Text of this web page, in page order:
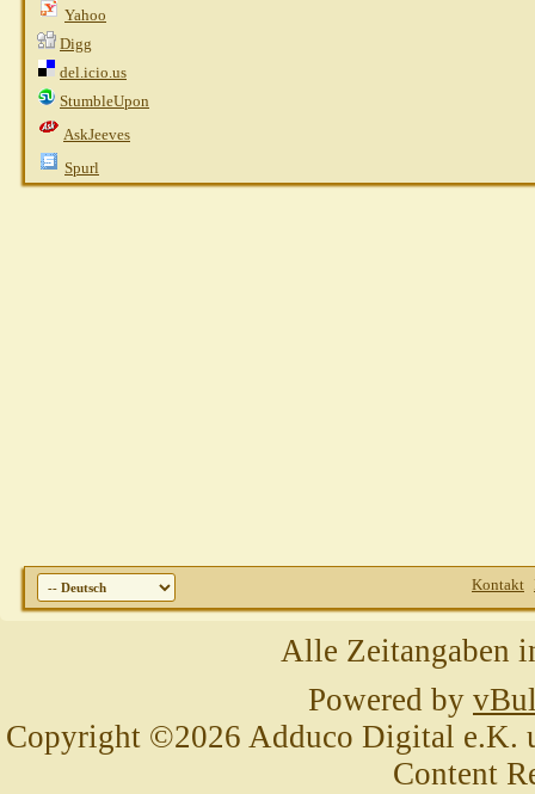
Yahoo
Digg
del.icio.us
StumbleUpon
AskJeeves
Spurl
Kontakt
Alle Zeitangaben
Powered by
Copyright ©2026 Adduco Digital e.K.
Content